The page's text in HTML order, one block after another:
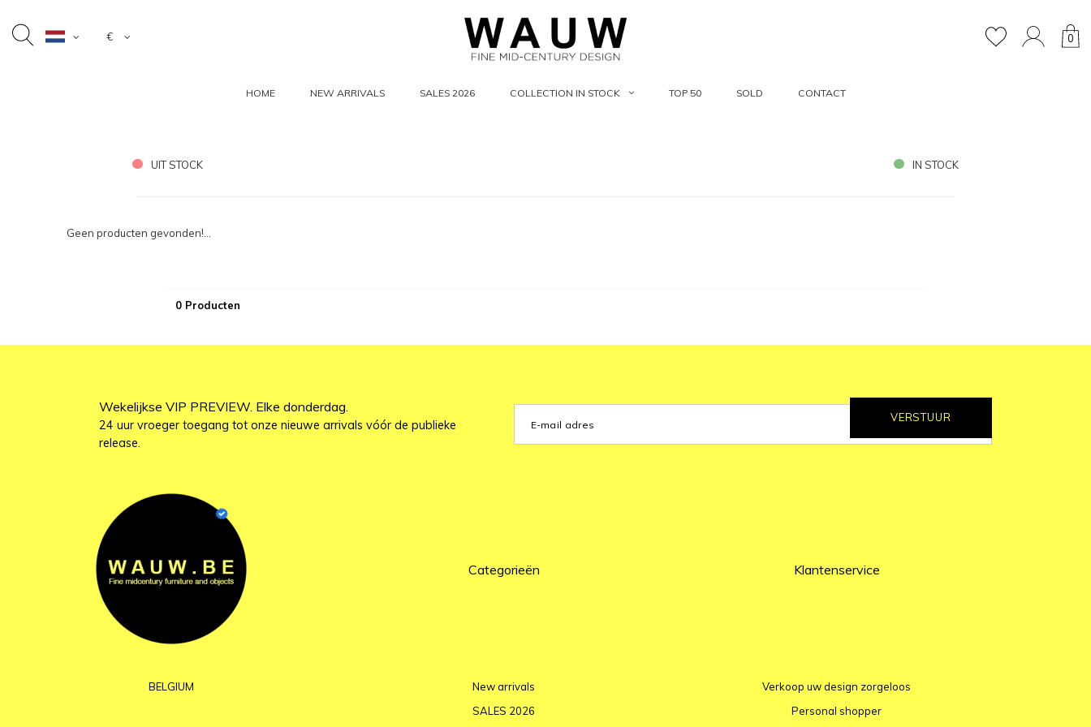
€ 0
HOME NEW ARRIVALS SALES 2026 COLLECTION IN STOCK TOP 50 SOLD CONTACT
UIT STOCK IN STOCK
Geen producten gevonden!...
0 Producten
Wekelijkse VIP PREVIEW. Elke donderdag.
24 uur vroeger toegang tot onze nieuwe arrivals vóór de publieke
release.
VERSTUUR
BELGIUM
Categorieën
New arrivals
SALES 2026
Klantenservice
Verkoop uw design zorgeloos
Personal shopper